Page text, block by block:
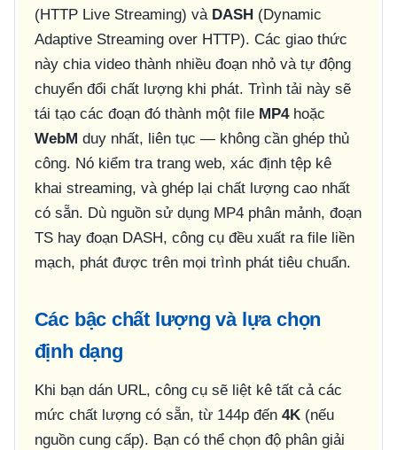
(HTTP Live Streaming) và DASH (Dynamic
Adaptive Streaming over HTTP). Các giao thức
này chia video thành nhiều đoạn nhỏ và tự động
chuyển đổi chất lượng khi phát. Trình tải này sẽ
tái tạo các đoạn đó thành một file MP4hoặc
WebM duy nhất, liên tục — không cần ghép thủ
công. Nó kiểm tra trang web, xác định tệp kê
khai streaming, và ghép lại chất lượng cao nhất
có sẵn. Dù nguồn sử dụng MP4 phân mảnh, đoạn
TS hay đoạn DASH, công cụ đều xuất ra file liền
mạch, phát được trên mọi trình phát tiêu chuẩn.
Các bậc chất lượng và lựa chọn
định dạng
Khi bạn dán URL, công cụ sẽ liệt kê tất cả các
mức chất lượng có sẵn, từ 144p đến 4K(nếu
nguồn cung cấp). Bạn có thể chọn độ phân giải